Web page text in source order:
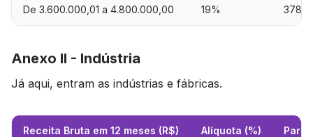
De 3.600.000,01 a 4.800.000,00 19%
Anexo II - Indústria
Já aqui, entram as indústrias e fábricas.
Receita Bruta em 12 meses (R$) Alíquota (%)